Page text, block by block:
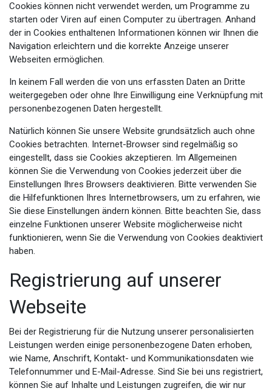
Cookies können nicht verwendet werden, um Programme zu
starten oder Viren auf einen Computer zu übertragen. Anhand
der in Cookies enthaltenen Informationen können wir Ihnen die
Navigation erleichtern und die korrekte Anzeige unserer
Webseiten ermöglichen.
In keinem Fall werden die von uns erfassten Daten an Dritte
weitergegeben oder ohne Ihre Einwilligung eine Verknüpfung mit
personenbezogenen Daten hergestellt.
Natürlich können Sie unsere Website grundsätzlich auch ohne
Cookies betrachten. Internet-Browser sind regelmäßig so
eingestellt, dass sie Cookies akzeptieren. Im Allgemeinen
können Sie die Verwendung von Cookies jederzeit über die
Einstellungen Ihres Browsers deaktivieren. Bitte verwenden Sie
die Hilfefunktionen Ihres Internetbrowsers, um zu erfahren, wie
Sie diese Einstellungen ändern können. Bitte beachten Sie, dass
einzelne Funktionen unserer Website möglicherweise nicht
funktionieren, wenn Sie die Verwendung von Cookies deaktiviert
haben.
Registrierung auf unserer
Webseite
Bei der Registrierung für die Nutzung unserer personalisierten
Leistungen werden einige personenbezogene Daten erhoben,
wie Name, Anschrift, Kontakt- und Kommunikationsdaten wie
Telefonnummer und E-Mail-Adresse. Sind Sie bei uns registriert,
können Sie auf Inhalte und Leistungen zugreifen, die wir nur